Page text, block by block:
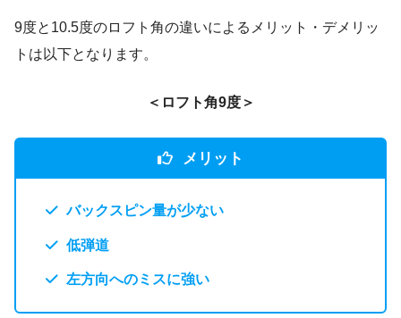
9度と10.5度のロフト角の違いによるメリット・デメリッ
トは以下となります。
＜ロフト角9度＞
メリット
バックスピン量が少ない
低弾道
左方向へのミスに強い